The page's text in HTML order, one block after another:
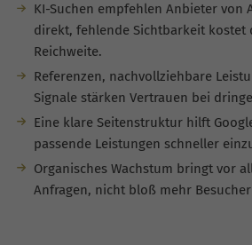
KI-Suchen empfehlen Anbieter von
direkt, fehlende Sichtbarkeit kostet
Reichweite.
Referenzen, nachvollziehbare
Signale stärken Vertrauen bei
Eine klare Seitenstruktur hilft
passende Leistungen schneller
Organisches Wachstum bringt vor
Anfragen, nicht bloß mehr